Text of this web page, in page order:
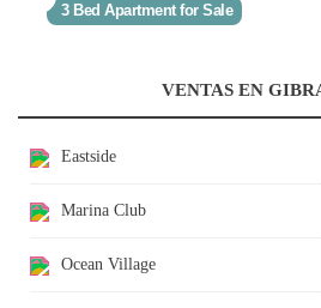
3 Bed Apartment for Sale
VENTAS EN
Eastside
Marina Club
Ocean Village